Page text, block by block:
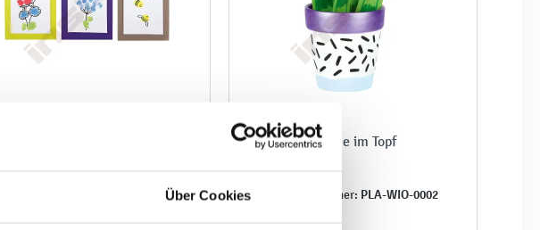
Über Cookies
PLA-LAT-0009
Blume im Topf
Produktnummer: PLA-WIO-0002